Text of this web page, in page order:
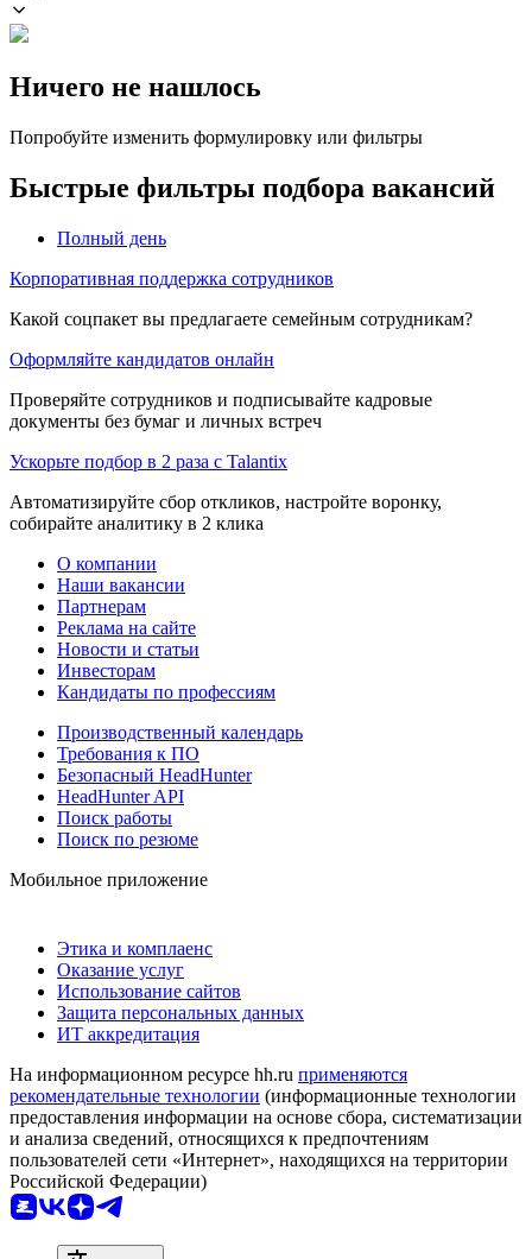
Ничего не нашлось
Попробуйте изменить формулировку или фильтры
Быстрые фильтры подбора вакансий
Полный день
Корпоративная поддержка сотрудников
Какой соцпакет вы предлагаете семейным сотрудникам?
Оформляйте кандидатов онлайн
Проверяйте сотрудников и подписывайте кадровые
документы без бумаг и личных встреч
Ускорьте подбор в 2 раза с Talantix
Автоматизируйте сбор откликов, настройте воронку,
собирайте аналитику в 2 клика
О компании
Наши вакансии
Партнерам
Реклама на сайте
Новости и статьи
Инвесторам
Кандидаты по профессиям
Производственный календарь
Требования к ПО
Безопасный HeadHunter
HeadHunter API
Поиск работы
Поиск по резюме
Мобильное приложение
Этика и комплаенс
Оказание услуг
Использование сайтов
Защита персональных данных
ИТ аккредитация
На информационном ресурсе hh.ru применяются
рекомендательные технологии (информационные технологии
предоставления информации на основе сбора, систематизации
и анализа сведений, относящихся к предпочтениям
пользователей сети «Интернет», находящихся на территории
Российской Федерации)